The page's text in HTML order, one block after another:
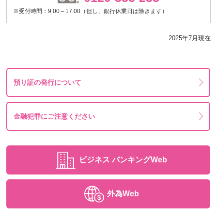
※受付時間：9:00～17:00（但し、銀行休業日は除きます）
2025年7月現在
預り証の発行について
金融犯罪にご注意ください
ビジネス バンキングWeb
外為Web